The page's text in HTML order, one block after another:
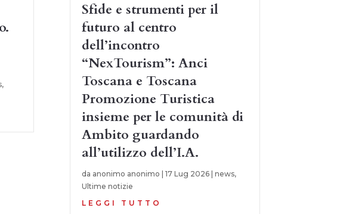
,
Sfide e strumenti per il
futuro al centro
dell’incontro
“NexTourism”: Anci
Toscana e Toscana
Promozione Turistica
insieme per le comunità di
Ambito guardando
all’utilizzo dell’I.A.
da anonimo anonimo 17 Lug 2026| news,
Ultime notizie
LEGGI TUTTO